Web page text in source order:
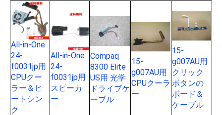
All-in-One
24-
f0031jp用
CPUクー
ラー＆ヒ
ートシン
ク
All-in-One
24-
f0031jp用
スピーカ
ー
Compaq
8300 Elite
US用 光学
ドライブケ
ーブル
15-
g007AU用
CPUクーラ
ー
15-
g007AU用
クリック
ボタンの
ボード＆
ケーブル